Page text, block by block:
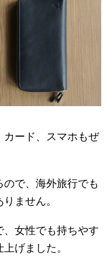
ード、スマホもぜ
で、海外旅行でも
ません。
、女性でも持ちやす
げました。